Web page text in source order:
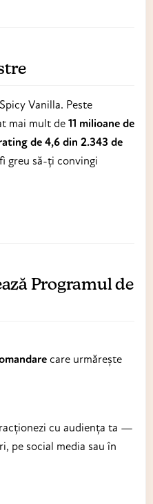
Vanilla. Peste
mai mult de 11 milioane de
de 4,6 din 2.343 de
greu să-ți convingi
Programul de
care urmărește
cu audiența ta —
pe social media sau în